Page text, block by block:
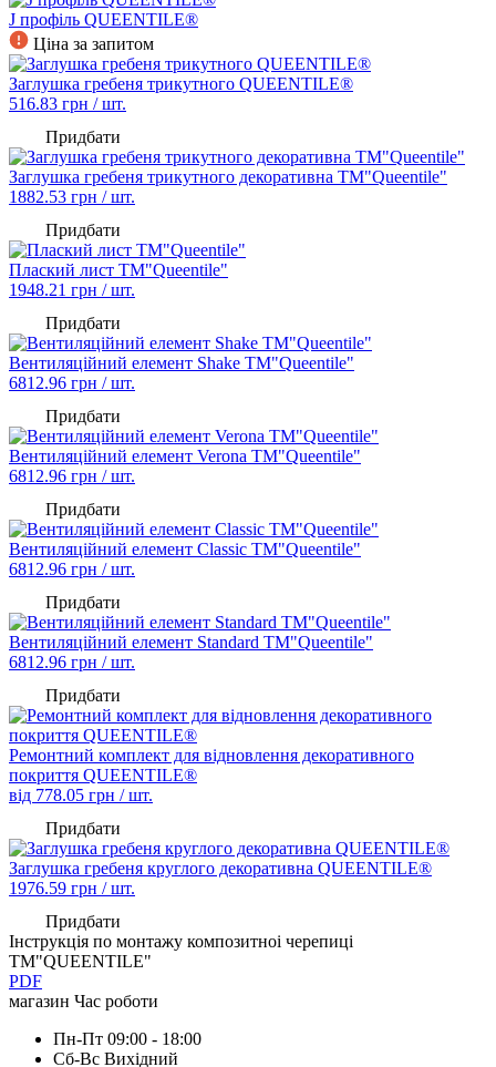
J профіль QUEENTILE®
Ціна за запитом
Заглушка гребеня трикутного QUEENTILE®
516.83 грн / шт.
Придбати
Заглушка гребеня трикутного декоративна TM"Queentile"
1882.53 грн / шт.
Придбати
Плаский лист TM"Queentile"
1948.21 грн / шт.
Придбати
Вентиляційний елемент Shake TM"Queentile"
6812.96 грн / шт.
Придбати
Вентиляційний елемент Verona TM"Queentile"
6812.96 грн / шт.
Придбати
Вентиляційний елемент Classic TM"Queentile"
6812.96 грн / шт.
Придбати
Вентиляційний елемент Standard TM"Queentile"
6812.96 грн / шт.
Придбати
Ремонтний комплект для відновлення декоративного
покриття QUEENTILE®
від 778.05 грн / шт.
Придбати
Заглушка гребеня круглого декоративна QUEENTILE®
1976.59 грн / шт.
Придбати
Iнструкція по монтажу композитноі черепиці
ТМ"QUEENTILE"
PDF
магазин Час роботи
Пн-Пт 09:00 - 18:00
Сб-Вс Вихідний